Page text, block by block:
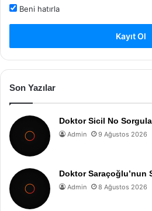
Beni hatırla
Kayıt Ol
Son Yazılar
Doktor Sicil No
Admin 9 Ağustos 2026
Doktor Saraçoğlu’nun
Admin 8 Ağustos 2026